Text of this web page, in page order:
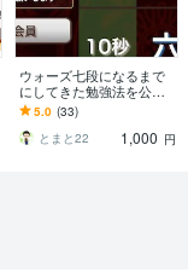
ウォーズ七段になるまで
にしてきた勉強法を公開
します 最強の参考書ルー
トお教えします。
5.0 (33)
とまと22
1,000 円